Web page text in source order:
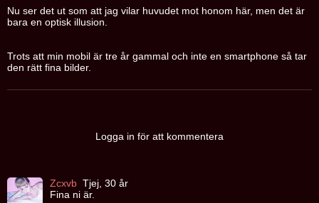
Nu ser det ut som att jag vilar huvudet mot honom här, men det är
bara en optisk illusion.
Trots att min mobil är tre år gammal och inte en smartphone så tar
den rätt fina bilder.
Logga in för att kommentera
Zcxvb Tjej, 30 år
Fina ni är.